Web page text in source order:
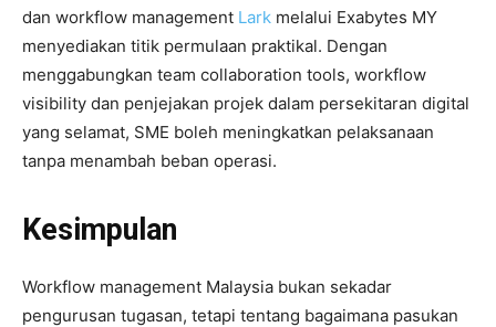
dan workflow management Lark melalui Exabytes MY
menyediakan titik permulaan praktikal. Dengan
menggabungkan team collaboration tools, workflow
visibility dan penjejakan projek dalam persekitaran digital
yang selamat, SME boleh meningkatkan pelaksanaan
tanpa menambah beban operasi.
Kesimpulan
Workflow management Malaysia bukan sekadar
pengurusan tugasan, tetapi tentang bagaimana pasukan